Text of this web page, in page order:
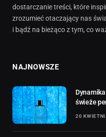
dostarczanie treści, które
zrozumieć otaczający nas
i bądź na bieżąco z tym, co
NAJNOWSZE
świeże
20